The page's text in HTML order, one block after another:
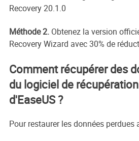
Recovery 20.1.0
Méthode 2.Obtenez la version
Recovery Wizard avec 30% de
Comment récupérer des
du logiciel de
d'EaseUS ?
Pour restaurer les données perdues